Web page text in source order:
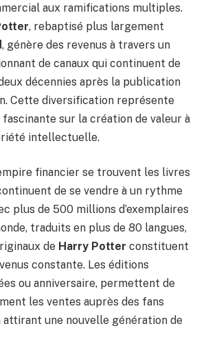
aux ramifications multiples.
, rebaptisé plus largement
, génère des revenus à travers un
de canaux qui continuent de
décennies après la publication
Cette diversification représente
fascinante sur la création de valeur à
intellectuelle.
financier se trouvent les livres
de se vendre à un rythme
plus de 500 millions d’exemplaires
traduits en plus de 80 langues,
de Harry Potter constituent
constante. Les éditions
ou anniversaire, permettent de
les ventes auprès des fans
une nouvelle génération de